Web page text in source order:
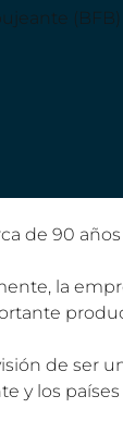
(BFB)
de 90
la
de ser
y los